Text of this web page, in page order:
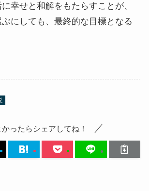
幸せと和解をもたらすことが、
にしても、最終的な目標となる
かったらシェアしてね！